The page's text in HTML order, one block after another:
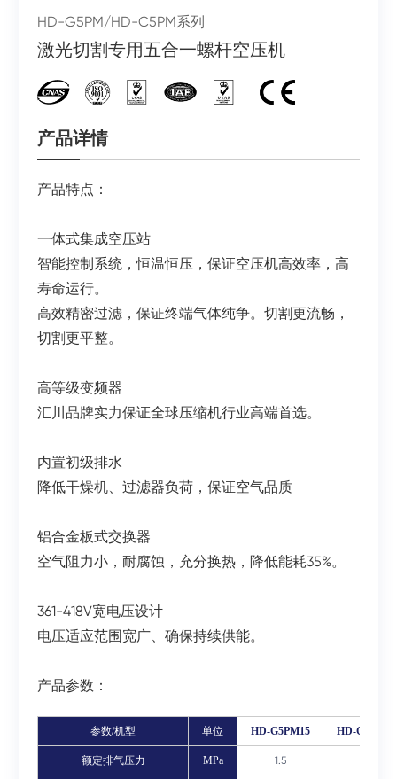
HD-G5PM/HD-C5PM系列
激光切割专用五合一螺杆空压机
产品详情
产品特点：
一体式集成空压站
智能控制系统，恒温恒压，保证空压机高效率，高
寿命运行。
高效精密过滤，保证终端气体纯争。切割更流畅，
切割更平整。
高等级变频器
汇川品牌实力保证全球压缩机行业高端首选。
内置初级排水
降低干燥机、过滤器负荷，保证空气品质
铝合金板式交换器
空气阻力小，耐腐蚀，充分换热，降低能耗35%。
361-418V宽电压设计
电压适应范围宽广、确保持续供能。
产品参数：
参数/机型 单位 HD-G5PM15 HD-G5PM22
额定排气压力 MPa 1.5